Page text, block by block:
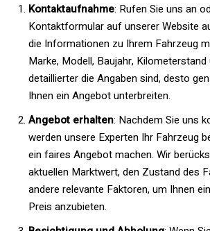
Kontaktaufnahme: Rufen Sie uns an
Kontaktformular auf unserer Website
die Informationen zu Ihrem Fahrzeug
Marke, Modell, Baujahr,
detaillierter die Angaben sind, desto
Ihnen ein Angebot unterbreiten.
Angebot erhalten: Nachdem Sie uns
werden unsere Experten Ihr Fahrzeug
ein faires Angebot machen. Wir
aktuellen Marktwert, den Zustand des
andere relevante Faktoren, um Ihnen
Preis anzubieten.